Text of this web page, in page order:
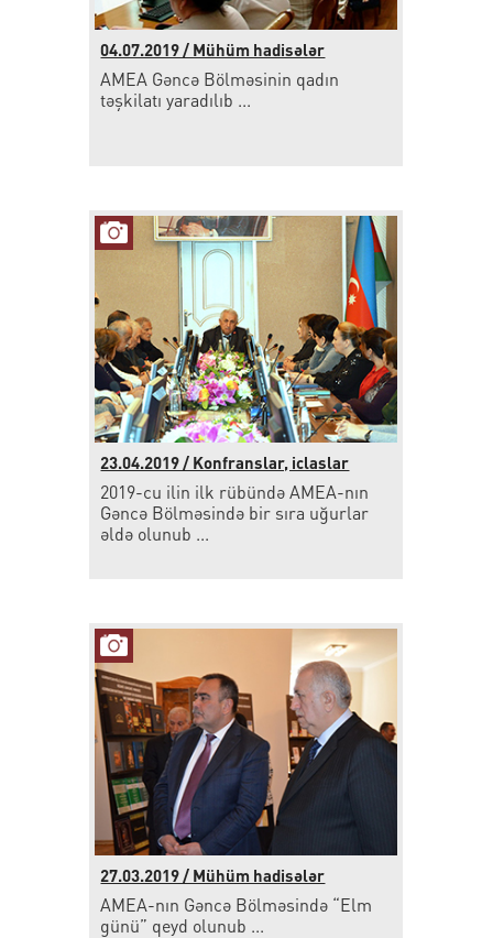
04.07.2019 / Mühüm hadisələr
AMEA Gəncə Bölməsinin qadın
təşkilatı yaradılıb ...
23.04.2019 / Konfranslar, iclaslar
2019-cu ilin ilk rübündə AMEA-nın
Gəncə Bölməsində bir sıra uğurlar
əldə olunub ...
27.03.2019 / Mühüm hadisələr
AMEA-nın Gəncə Bölməsində “Elm
günü” qeyd olunub ...